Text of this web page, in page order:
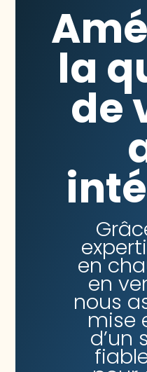
la
de
en
en
nous
mise
d’un